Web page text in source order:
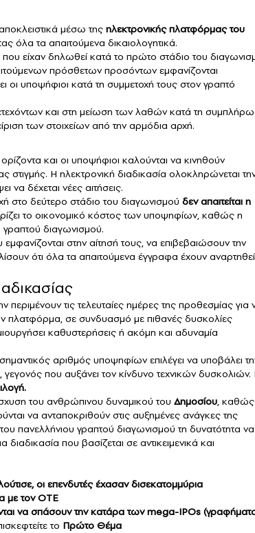
μέσω της ηλεκτρονικής πλατφόρμας του
όλα τα απαιτούμενα δικαιολογητικά.
είχαν δηλωθεί κατά το πρώτο στάδιο του
πρόσθετων προσόντων εμφανίζονται
υποψήφιοι κατά τη συμμετοχή τους στον γραπτό
και στη μείωση των λαθών κατά τη
των στοιχείων από την αρμόδια αρχή.
και οι υποψήφιοι καλούνται να κινηθούν
Η ηλεκτρονική διαδικασία ολοκληρώνεται
να δέχεται νέες αιτήσεις.
στο δεύτερο στάδιο του διαγωνισμού δεν απαιτείται η
το οικονομικό κόστος των υποψηφίων, καθώς η
γραπτού διαγωνισμού.
στην αίτησή τους, να επιβεβαιώσουν την
ότι όλα τα απαιτούμενα έγγραφα έχουν αναρτηθεί
τις τελευταίες ημέρες της προθεσμίας για
πλατφόρμα, σε συνδυασμό με πιθανές δυσκολίες
καθυστερήσεις ή ακόμη και αδυναμία
αριθμός υποψηφίων επιλέγει να υποβάλει
που αυξάνει τον κίνδυνο τεχνικών δυσκολιών.
του ανθρώπινου δυναμικού του Δημοσίου, καθώς
να ανταποκριθούν στις αυξημένες ανάγκες της
πανελλήνιου γραπτού διαγωνισμού τη δυνατότητα να
που βασίζεται σε αντικειμενικά και
οι επενδυτές έχασαν δισεκατομμύρια
με τον ΟΤΕ
να σπάσουν την κατάρα των mega-IPOs
το Πρώτο Θέμα